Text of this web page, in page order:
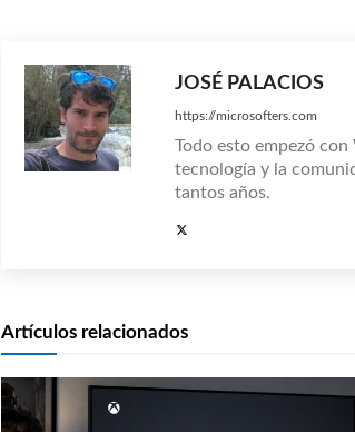
JOSÉ PALACIOS
https://microsofters.com
Todo esto empezó
tecnología y la
tantos años.
Artículos relacionados